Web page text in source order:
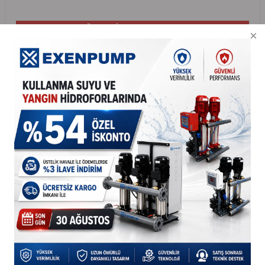
PERFORMANS DEĞERLERİ
MODEL
Q
TANK HACMİ
(lt)
KAT DAİRE
ETNA YPH 60-50 WS 3,6
ETNA YPH 90-50 WS
3,6 67 50 12 24
TESLİMAT KAPSAMI
• 24 lt ya da 50 lt değiştirilebilir membranlı tank (yatık)
• 5 yollu bağlantı parçası
• Geri tepme ventili
• 5 m seviye flatörü
• Basınç Şalteri, Manometre ve bağlantı fleksi